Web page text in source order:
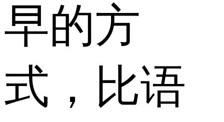
早的方
式，比语